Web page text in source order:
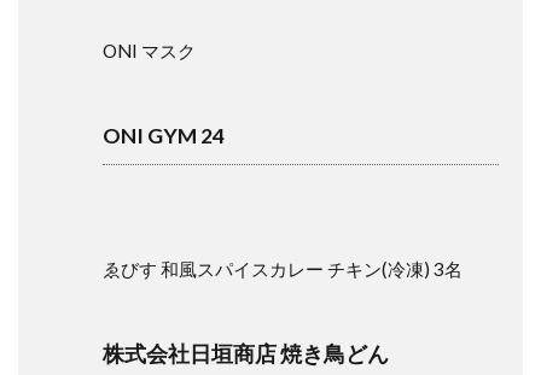
ONI マスク
ONI GYM 24
ゑびす 和風スパイスカレー チキン(冷凍) 3名
株式会社日垣商店 焼き鳥どん